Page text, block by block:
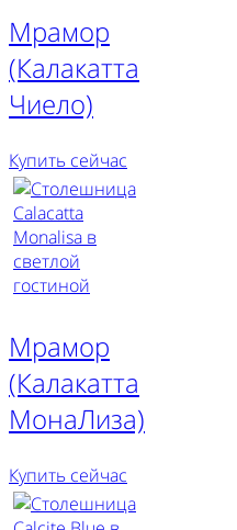
Мрамор
(Калакатта
Чиело)
Купить сейчас
Мрамор
(Калакатта
МонаЛиза)
Купить сейчас